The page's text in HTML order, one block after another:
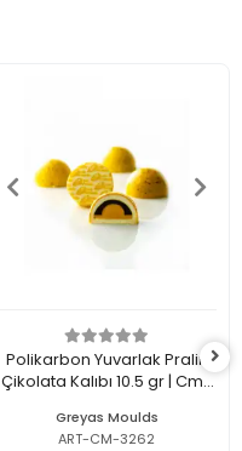
Polikarbon Yuvarlak Pralin
Çikolata Kalıbı 10.5 gr | Cm-
Greyas Moulds
ART-CM-3262